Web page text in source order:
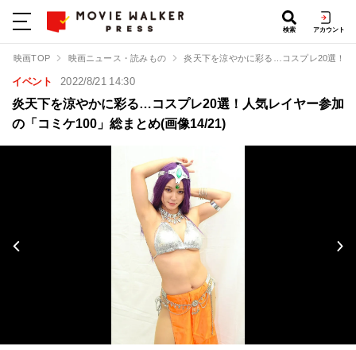
検索 アカウント
映画TOP 映画ニュース・読みもの 炎天下を涼やかに彩る…コスプレ20選！
イベント 2022/8/21 14:30
炎天下を涼やかに彩る…コスプレ20選！人気レイヤー参加
の「コミケ100」総まとめ(画像14/21)